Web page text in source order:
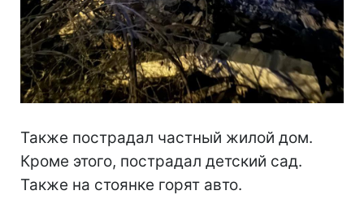
Также пострадал частный жилой дом.
Кроме этого, пострадал детский сад.
Также на стоянке горят авто.